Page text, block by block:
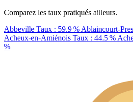
Comparez les taux pratiqués ailleurs.
Abbeville Taux : 59.9 % Ablaincourt-
Acheux-en-Amiénois Taux : 44.5 %
%